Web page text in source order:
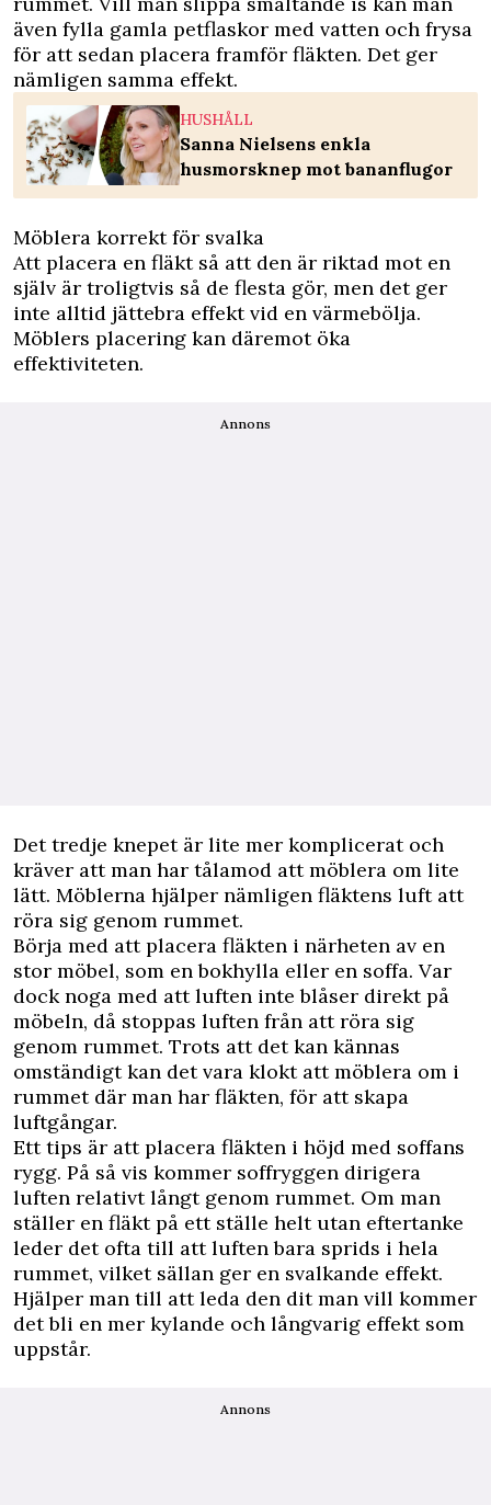
även fylla gamla petflaskor med vatten och frysa
för att sedan placera framför fläkten. Det ger
nämligen samma effekt.
HUSHÅLL
Sanna Nielsens enkla
husmorsknep mot bananflugor
Möblera korrekt för svalka
Att placera en fläkt så att den är riktad mot en
själv är troligtvis så de flesta gör, men det ger
inte alltid jättebra effekt vid en värmebölja.
Möblers placering kan däremot öka
effektiviteten.
Annons
Det tredje knepet är lite mer komplicerat och
kräver att man har tålamod att möblera om lite
lätt. Möblerna hjälper nämligen fläktens luft att
röra sig genom rummet.
Börja med att placera fläkten i närheten av en
stor möbel, som en bokhylla eller en soffa. Var
dock noga med att luften inte blåser direkt på
möbeln, då stoppas luften från att röra sig
genom rummet. Trots att det kan kännas
omständigt kan det vara klokt att möblera om i
rummet där man har fläkten, för att skapa
luftgångar.
Ett tips är att placera fläkten i höjd med soffans
rygg. På så vis kommer soffryggen dirigera
luften relativt långt genom rummet. Om man
ställer en fläkt på ett ställe helt utan eftertanke
leder det ofta till att luften bara sprids i hela
rummet, vilket sällan ger en svalkande effekt.
Hjälper man till att leda den dit man vill kommer
det bli en mer kylande och långvarig effekt som
uppstår.
Annons